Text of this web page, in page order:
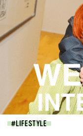
LIFESTYLE